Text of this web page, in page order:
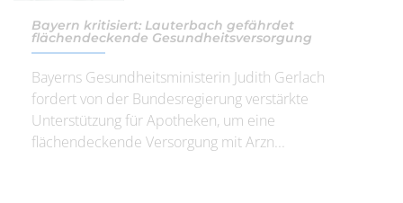
Bayern kritisiert: Lauterbach gefährdet
flächendeckende Gesundheitsversorgung
Bayerns Gesundheitsministerin Judith Gerlach
fordert von der Bundesregierung verstärkte
Unterstützung für Apotheken, um eine
flächendeckende Versorgung mit Arzn...